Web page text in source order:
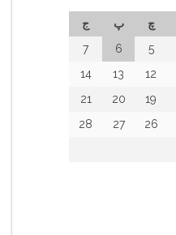
چ پ
ج
5
6
7
12
13
14
19
20
21
26
27
28